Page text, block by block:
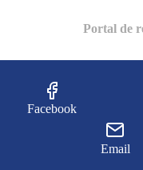
Portal de
Facebook
Email